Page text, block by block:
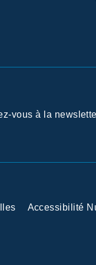
vous à la
Accessibilité